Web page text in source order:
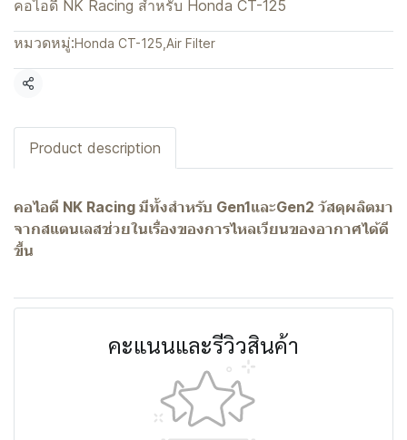
คอไอดี NK Racing สำหรับ Honda CT-125
หมวดหมู่:Honda CT-125 Air Filter
แชร์
Product description
คอไอดี NK Racing มีทั้งสำหรับ Gen1และGen2 วัสดุผลิตมา
จากสแตนเลสช่วยในเรื่องของการไหลเวียนของอากาศได้ดี
ขี้น
คะแนนและรีวิวสินค้า